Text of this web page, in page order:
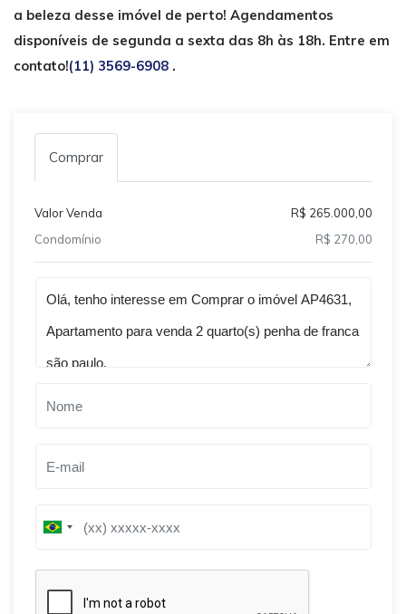
a beleza desse imóvel de perto! Agendamentos
disponíveis de segunda a sexta das 8h às 18h. Entre em
contato!(11) 3569-6908 .
Comprar
Valor Venda
R$ 265.000,00
Condomínio
R$ 270,00
B
i
l